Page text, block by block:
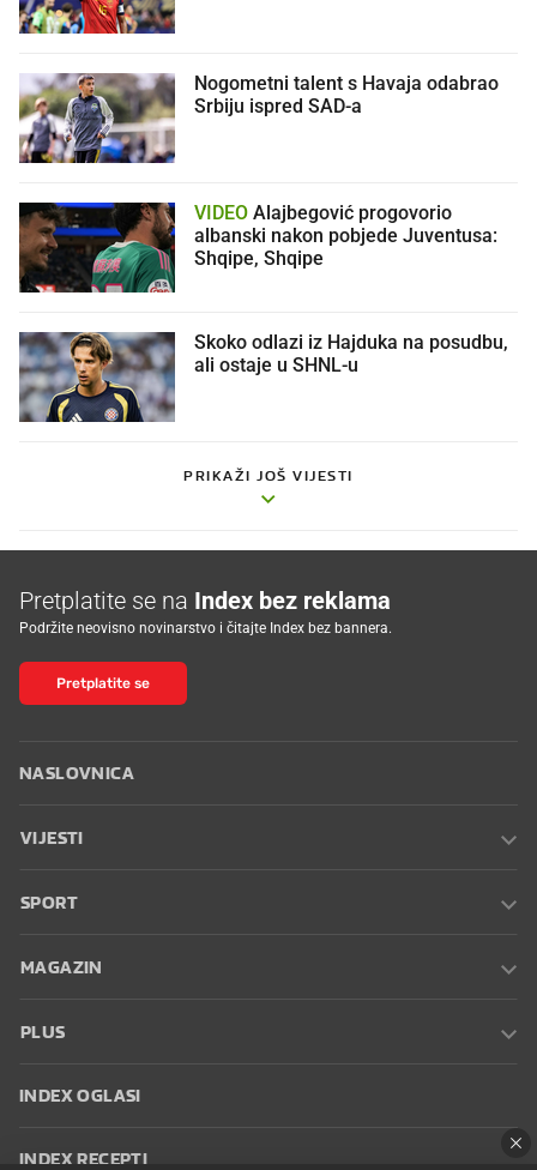
Nogometni talent s Havaja odabrao
Srbiju ispred SAD-a
VIDEO
albanski nakon pobjede Juventusa:
Shqipe, Shqipe
Skoko odlazi iz Hajduka na posudbu,
ali ostaje u SHNL-u
PRIKAŽI JOŠ VIJESTI
Pretplatite se na Index bez reklama
Podržite neovisno novinarstvo i čitajte Index bez bannera.
Pretplatite se
NASLOVNICA
VIJESTI
SPORT
MAGAZIN
PLUS
INDEX OGLASI
INDEX RECEPTI